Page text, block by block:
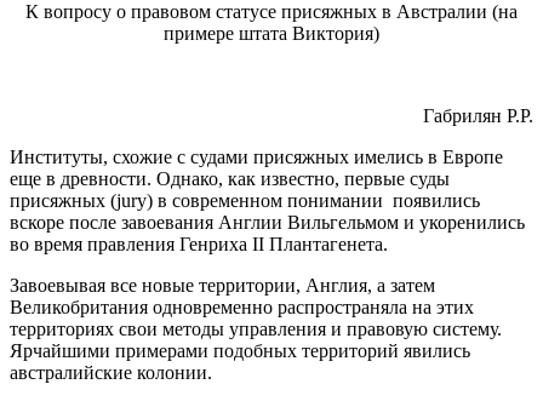
К вопросу о правовом статусе присяжных в Австралии (на
примере штата Виктория)
Габрилян Р.Р.
Институты, схожие с судами присяжных имелись в Европе
еще в древности. Однако, как известно, первые суды
присяжных (jury) в современном понимании появились
вскоре после завоевания Англии Вильгельмом и укоренились
во время правления Генриха II Плантагенета.
Завоевывая все новые территории, Англия, а затем
Великобритания одновременно распространяла на этих
территориях свои методы управления и правовую систему.
Ярчайшими примерами подобных территорий явились
австралийские колонии.